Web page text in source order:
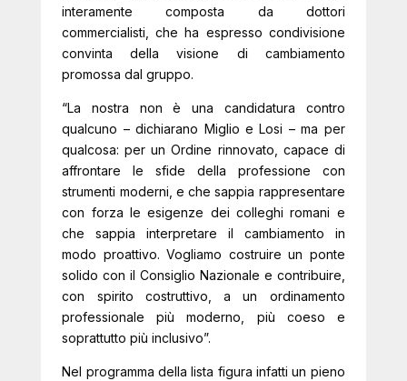
interamente composta da dottori
commercialisti, che ha espresso condivisione
convinta della visione di cambiamento
promossa dal gruppo.
“La nostra non è una candidatura contro
qualcuno – dichiarano Miglio e Losi – ma per
qualcosa: per un Ordine rinnovato, capace di
affrontare le sfide della professione con
strumenti moderni, e che sappia rappresentare
con forza le esigenze dei colleghi romani e
che sappia interpretare il cambiamento in
modo proattivo. Vogliamo costruire un ponte
solido con il Consiglio Nazionale e contribuire,
con spirito costruttivo, a un ordinamento
professionale più moderno, più coeso e
soprattutto più inclusivo”.
Nel programma della lista figura infatti un pieno